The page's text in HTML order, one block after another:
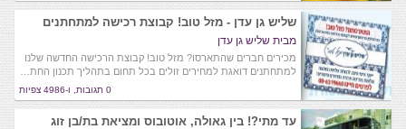
שליש גן עדן - מזל טוב! קבוצת רכישה למתחתנים
מבית שליש גן עדן
מכירים חברים שהתארסו? מזל טוב! קבוצת הרכישה החדשה שלנו
למתחתנים דואגת למחירים זולים בכל תחום בתהליך תכנון החת…
0 תגובות, ו-4986 צפיות
עד מתי?! בין גאולה, אוטובוס ומציאת בת/בן זוג